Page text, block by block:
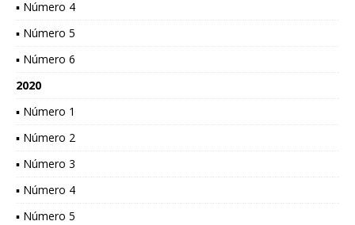
▪ Número 4
▪ Número 5
▪ Número 6
2020
▪ Número 1
▪ Número 2
▪ Número 3
▪ Número 4
▪ Número 5